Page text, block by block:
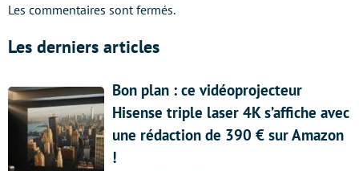
Les commentaires sont fermés.
Les derniers articles
Bon plan : ce vidéoprojecteur
Hisense triple laser 4K s’affiche avec
une rédaction de 390 € sur Amazon
!